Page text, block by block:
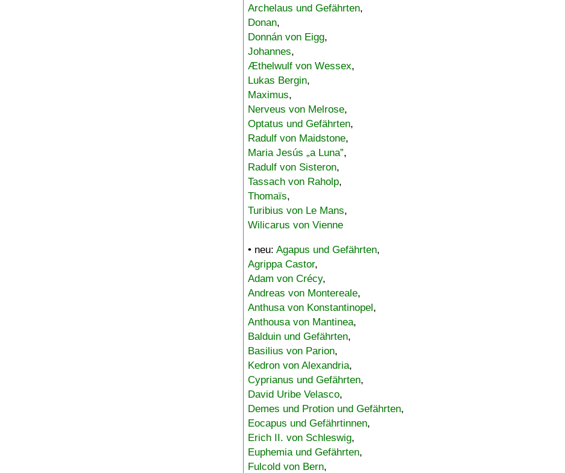
Archelaus und Gefährten,
Donan,
Donnán von Eigg,
Johannes,
Æthelwulf von Wessex,
Lukas Bergin,
Maximus,
Nerveus von Melrose,
Optatus und Gefährten,
Radulf von Maidstone,
Maria Jesús „a Luna”,
Radulf von Sisteron,
Tassach von Raholp,
Thomaïs,
Turibius von Le Mans,
Wilicarus von Vienne
• neu: Agapus und Gefährten,
Agrippa Castor,
Adam von Crécy,
Andreas von Montereale,
Anthusa von Konstantinopel,
Anthousa von Mantinea,
Balduin und Gefährten,
Basilius von Parion,
Kedron von Alexandria,
Cyprianus und Gefährten,
David Uribe Velasco,
Demes und Protion und Gefährten,
Eocapus und Gefährtinnen,
Erich II. von Schleswig,
Euphemia und Gefährten,
Fulcold von Bern,